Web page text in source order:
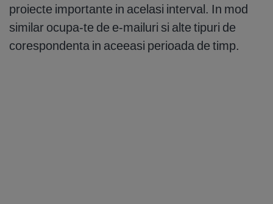
proiecte importante in acelasi interval. In mod
similar ocupa-te de e-mailuri si alte tipuri de
corespondenta in aceeasi perioada de timp.